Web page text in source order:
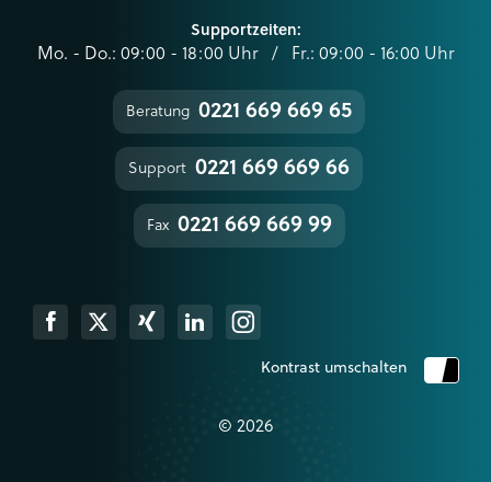
Supportzeiten:
Mo. - Do.: 09:00 - 18:00 Uhr / Fr.: 09:00 - 16:00 Uhr
Beratung 0221 669 669 65
Support 0221 669 669 66
Fax 0221 669 669 99
Xing LinkedinInstagram
Kontrast umschalten
© 2026